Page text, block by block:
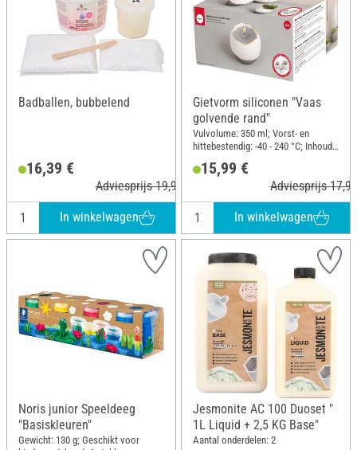
Badballen, bubbelend
16,39 €
Adviesprijs 19,90 €
In winkelwagen
Gietvorm siliconen "Vaas
golvende rand"
Vulvolume: 350 ml; Vorst- en
hittebestendig: -40 - 240 °C; Inhoud:
15,99 €
Adviesprijs
In winkelwagen
Noris junior Speeldeeg
"Basiskleuren"
Gewicht: 130 g; Geschikt voor
Jesmonite AC 100 Duoset "
1L Liquid + 2,5 KG Base"
Aantal onderdelen: 2